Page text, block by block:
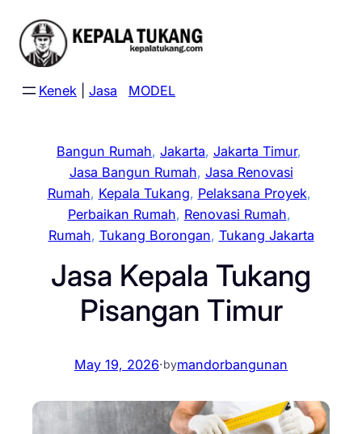
content
Kenek Jasa MODEL
Bangun Rumah, Jakarta, Jakarta Timur
Jasa Bangun Rumah, Jasa Renovasi
Rumah, Kepala Tukang, Pelaksana Proyek
Perbaikan Rumah, Renovasi Rumah
Rumah, Tukang Borongan, Tukang Jakarta
Jasa Kepala Tukang
Pisangan Timur
May 19, 2026·bymandorbangunan